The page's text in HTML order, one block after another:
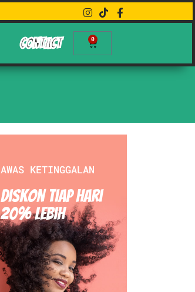
CONTACT 0
AWAS KETINGGALAN
Diskon Tiap hari
20% Lebih